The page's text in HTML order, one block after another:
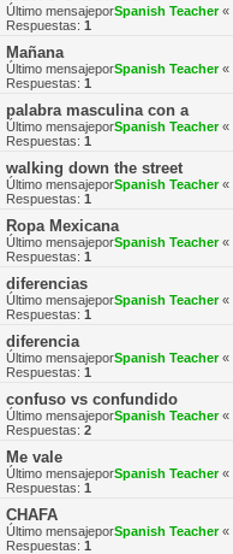
Último mensajeporSpanish Teacher«
Respuestas: 1
Mañana
Último mensajeporSpanish Teacher«
Respuestas: 1
palabra masculina con a
Último mensajeporSpanish Teacher«
Respuestas: 1
walking down the street
Último mensajeporSpanish Teacher«
Respuestas: 1
Ropa Mexicana
Último mensajeporSpanish Teacher«
Respuestas: 1
diferencias
Último mensajeporSpanish Teacher«
Respuestas: 1
diferencia
Último mensajeporSpanish Teacher«
Respuestas: 1
confuso vs confundido
Último mensajeporSpanish Teacher«
Respuestas: 2
Me vale
Último mensajeporSpanish Teacher«
Respuestas: 1
CHAFA
Último mensajeporSpanish Teacher«
Respuestas: 1